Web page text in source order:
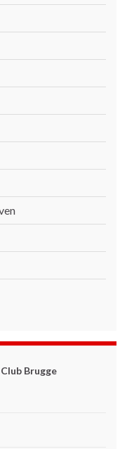
Brugge